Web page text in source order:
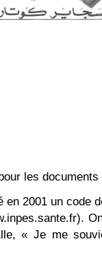
les
2001 un code
« Je me